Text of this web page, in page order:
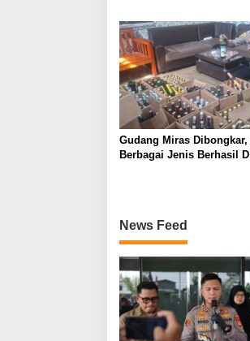
Gudang Miras Dibongkar,
Berbagai Jenis Berhasil
News Feed